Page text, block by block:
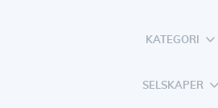
KATEGORI
SELSKAPER